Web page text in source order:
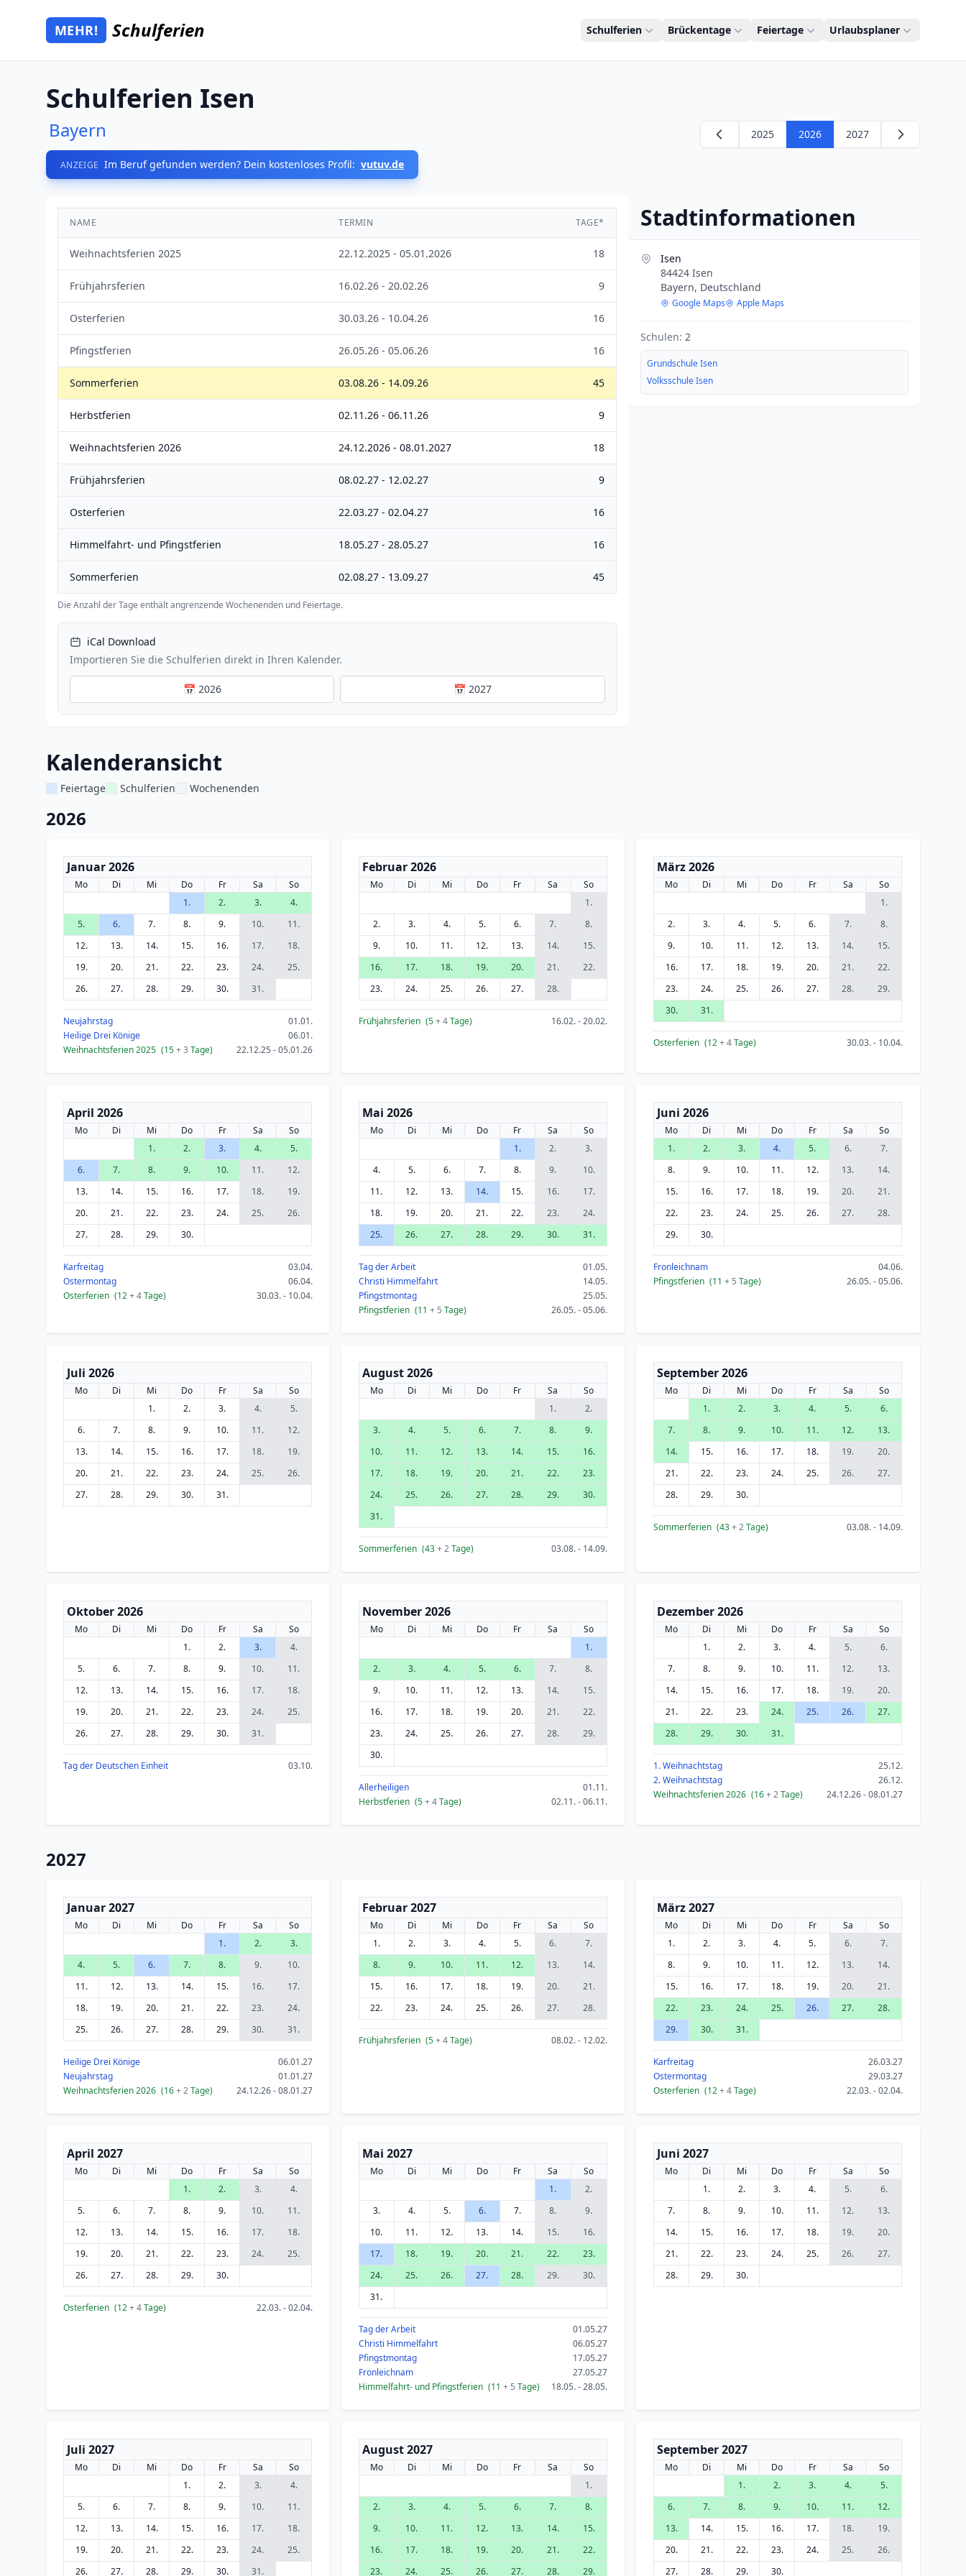
Zum Hauptinhalt springen
Mehr Schulferien
MEHR! Schulferien Schulferien Brückentage Feiertage Urlaubsplaner
Schulferien Isen
Bayern
ANZEIGE Im Beruf gefunden werden? Dein kostenloses Profil: vutuv.de
2025 2026 2027
NAME TERMIN TAGE*
Weihnachtsferien 2025 22.12.2025 - 05.01.2026 18
Frühjahrsferien 16.02.26 - 20.02.26 9
Osterferien 30.03.26 - 10.04.26 16
Pfingstferien 26.05.26 - 05.06.26 16
Sommerferien 03.08.26 - 14.09.26 45
Herbstferien 02.11.26 - 06.11.26 9
Weihnachtsferien 2026 24.12.2026 - 08.01.2027 18
Frühjahrsferien 08.02.27 - 12.02.27 9
Osterferien 22.03.27 - 02.04.27 16
Himmelfahrt- und Pfingstferien 18.05.27 - 28.05.27 16
Sommerferien 02.08.27 - 13.09.27 45
Die Anzahl der Tage enthält angrenzende Wochenenden und Feiertage.
iCal Download
Importieren Sie die Schulferien direkt in Ihren Kalender.
📅 2026 📅 2027
Stadtinformationen
Isen
84424 Isen
Bayern, Deutschland
Google Maps Apple Maps
Schulen: 2
Grundschule Isen
Volksschule Isen
Kalenderansicht
Feiertage Schulferien Wochenenden
2026
Januar 2026
Mo Di Mi Do Fr Sa
So
1.
2. 3.
4.
5.
6. 7. 8. 9. 10.
11.
12.
13. 14. 15. 16. 17.
18.
19.
20. 21. 22. 23. 24.
25.
26.
27. 28. 29. 30. 31.
Neujahrstag
01.01.
Heilige Drei Könige
06.01.
Weihnachtsferien 2025 (15+ 3 Tage) 22.12.25 - 05.01.26
Februar 2026
Mo Di Mi Do Fr Sa
So
1.
2.
3. 4. 5. 6. 7.
8.
9.
10. 11. 12. 13. 14.
15.
16.
17. 18. 19. 20. 21.
22.
23.
24. 25. 26. 27. 28.
Frühjahrsferien (5+ 4Tage) 16.02. - 20.02.
März 2026
Mo Di Mi Do Fr Sa
So
1.
2.
3. 4. 5. 6. 7.
8.
9.
10. 11. 12. 13. 14.
15.
16.
17. 18. 19. 20. 21.
22.
23.
24. 25. 26. 27. 28.
29.
30.
31.
Osterferien (12+ 4Tage) 30.03. - 10.04.
April 2026
Mo Di Mi Do Fr Sa
So
1.
2. 3. 4.
5.
6.
7. 8. 9. 10. 11.
12.
13.
14. 15. 16. 17. 18.
19.
20.
21. 22. 23. 24. 25.
26.
27.
28. 29. 30.
Karfreitag
03.04.
Ostermontag
06.04.
Osterferien (12+ 4Tage) 30.03. - 10.04.
Mai 2026
Mo Di Mi Do Fr Sa
So
1.
2.
3.
4.
5. 6. 7. 8. 9.
10.
11.
12. 13. 14. 15. 16.
17.
18.
19. 20. 21. 22. 23.
24.
25.
26. 27. 28. 29. 30. 31.
Tag der Arbeit
01.05.
Christi Himmelfahrt
14.05.
Pfingstmontag
25.05.
Pfingstferien (11 + 5 Tage) 26.05. - 05.06.
Juni 2026
Mo Di Mi Do Fr Sa
So
1.
2. 3. 4. 5. 6.
7.
8.
9. 10. 11. 12. 13.
14.
15.
16. 17. 18. 19. 20.
21.
22.
23. 24. 25. 26. 27.
28.
29.
30.
Fronleichnam
04.06.
Pfingstferien (11+ 5 Tage) 26.05. - 05.06.
Juli 2026
Mo Di Mi Do Fr Sa
So
1.
2. 3. 4.
5.
6.
7. 8. 9. 10. 11.
12.
13.
14. 15. 16. 17. 18.
19.
20.
21. 22. 23. 24. 25.
26.
27.
28. 29. 30. 31.
August 2026
Mo Di Mi Do Fr Sa
So
1.
2.
3.
4. 5. 6. 7. 8.
9.
10.
11. 12. 13. 14. 15.
16.
17.
18. 19. 20. 21. 22.
23.
24.
25. 26. 27. 28. 29.
30.
31.
Sommerferien (43+ 2Tage) 03.08. - 14.09.
September 2026
Mo Di Mi Do Fr Sa
So
1.
2. 3. 4. 5.
6.
7.
8. 9. 10. 11. 12.
13.
14.
15. 16. 17. 18. 19.
20.
21.
22. 23. 24. 25. 26.
27.
28.
29. 30.
Sommerferien (43+ 2Tage) 03.08. - 14.09.
Oktober 2026
Mo Di Mi Do Fr Sa
So
1.
2. 3.
4.
5.
6. 7. 8. 9. 10.
11.
12.
13. 14. 15. 16. 17.
18.
19.
20. 21. 22. 23. 24.
25.
26.
27. 28. 29. 30. 31.
Tag der Deutschen Einheit 03.10.
November 2026
Mo Di Mi Do Fr Sa
So
1.
2.
3. 4. 5. 6. 7.
8.
9.
10. 11. 12. 13. 14.
15.
16.
17. 18. 19. 20. 21.
22.
23.
24. 25. 26. 27. 28.
29.
30.
Allerheiligen
01.11.
Herbstferien (5+ 4Tage) 02.11. - 06.11.
Dezember 2026
Mo Di Mi Do Fr Sa
So
1.
2. 3. 4. 5.
6.
7.
8. 9. 10. 11. 12.
13.
14.
15. 16. 17. 18. 19.
20.
21.
22. 23. 24. 25. 26.
27.
28.
29. 30. 31.
1. Weihnachtstag
25.12.
2. Weihnachtstag
26.12.
Weihnachtsferien 2026 (16+ 2Tage) 24.12.26 - 08.01.27
2027
Januar 2027
Mo Di Mi Do Fr Sa
So
1.
2.
3.
4.
5. 6. 7. 8. 9.
10.
11.
12. 13. 14. 15. 16.
17.
18.
19. 20. 21. 22. 23.
24.
25.
26. 27. 28. 29. 30. 31.
Heilige Drei Könige
06.01.27
Neujahrstag
01.01.27
Weihnachtsferien 2026 (16+ 2Tage) 24.12.26 - 08.01.27
Februar 2027
Mo Di Mi Do Fr Sa
So
1.
2. 3. 4. 5. 6.
7.
8.
9. 10. 11. 12. 13.
14.
15.
16. 17. 18. 19. 20.
21.
22.
23. 24. 25. 26. 27. 28.
Frühjahrsferien (5+ 4Tage) 08.02. - 12.02.
März 2027
Mo Di Mi Do Fr Sa
So
1.
2. 3. 4. 5. 6.
7.
8.
9. 10. 11. 12. 13.
14.
15.
16. 17. 18. 19. 20.
21.
22.
23. 24. 25. 26. 27.
28.
29.
30. 31.
Karfreitag
26.03.27
Ostermontag
29.03.27
Osterferien (12+ 4Tage) 22.03. - 02.04.
April 2027
Mo Di Mi Do Fr Sa
So
1.
2. 3.
4.
5.
6. 7. 8. 9. 10.
11.
12.
13. 14. 15. 16. 17.
18.
19.
20. 21. 22. 23. 24.
25.
26.
27. 28. 29. 30.
Osterferien (12+ 4Tage) 22.03. - 02.04.
Mai 2027
Mo Di Mi Do Fr Sa
So
1.
2.
3.
4. 5. 6. 7. 8.
9.
10.
11. 12. 13. 14. 15.
16.
17.
18. 19. 20. 21. 22.
23.
24.
25. 26. 27. 28. 29.
30.
31.
Tag der Arbeit
01.05.27
Christi Himmelfahrt
06.05.27
Pfingstmontag
17.05.27
Fronleichnam
27.05.27
Himmelfahrt- und Pfingstferien (11 + 5 Tage) 18.05. - 28.05.
Juni 2027
Mo Di Mi Do Fr Sa
So
1.
2. 3. 4. 5.
6.
7.
8. 9. 10. 11. 12.
13.
14.
15. 16. 17. 18. 19.
20.
21.
22. 23. 24. 25. 26.
27.
28.
29. 30.
Juli 2027
Mo Di Mi Do Fr Sa
So
1.
2. 3.
4.
5.
6. 7. 8. 9. 10.
11.
12.
13. 14. 15. 16. 17.
18.
19.
20. 21. 22. 23. 24.
25.
26.
27. 28. 29. 30. 31.
August 2027
Mo Di Mi Do Fr Sa
So
1.
2.
3. 4. 5. 6. 7.
8.
9.
10. 11. 12. 13. 14.
15.
16.
17. 18. 19. 20. 21.
22.
23.
24. 25. 26. 27. 28. 29.
September 2027
Mo Di Mi Do Fr Sa
So
1.
2. 3. 4.
5.
6.
7. 8. 9. 10. 11.
12.
13.
14. 15. 16. 17. 18.
19.
20.
21. 22. 23. 24. 25.
26.
27.
28. 29. 30.